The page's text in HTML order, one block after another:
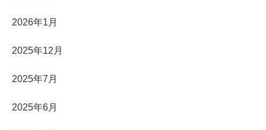
2026年1月
2025年12月
2025年7月
2025年6月